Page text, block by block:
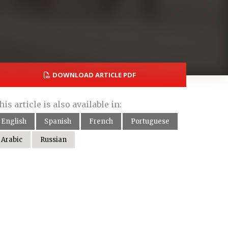
DOWNLOAD ARTICLE PDF
article is also available in:
English Spanish French Portuguese
Arabic Russian